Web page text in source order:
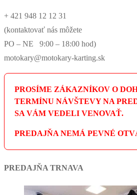
+ 421 948 12 12 31
(kontaktovať nás môžete
PO – NE 9:00 – 18:00 hod)
motokary@motokary-karting.sk
PROSÍME ZÁKAZNÍKOV O
TERMÍNU NÁVŠTEVY NA
SA VÁM VEDELI VENOVAŤ.
PREDAJŇA NEMÁ PEVNÉ
PREDAJŇA TRNAVA